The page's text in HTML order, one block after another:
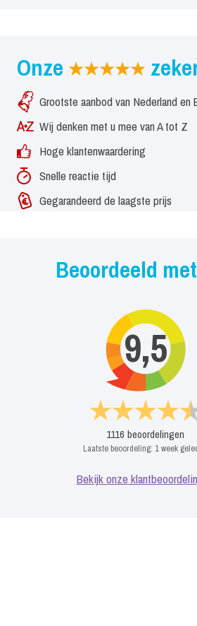
Onze
Grootste aanbod van Nederland en
Wij denken met u mee van A tot Z
Hoge klantenwaardering
Snelle reactie tijd
Gegarandeerd de laagste prijs
Beoordeeld
9,5
1116 beoordelingen
Laatste beoordeling: 1 week
Bekijk onze